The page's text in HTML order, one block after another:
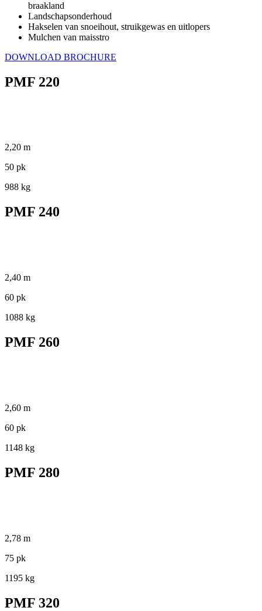
braakland
Landschapsonderhoud
Hakselen van snoeihout, struikgewas en uitlopers
Mulchen van maisstro
DOWNLOAD BROCHURE
PMF 220
2,20 m
50 pk
988 kg
PMF 240
2,40 m
60 pk
1088 kg
PMF 260
2,60 m
60 pk
1148 kg
PMF 280
2,78 m
75 pk
1195 kg
PMF 320